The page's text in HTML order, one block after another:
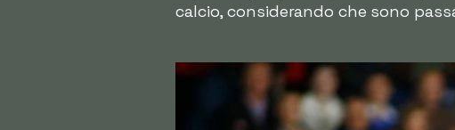
calcio, considerando che sono